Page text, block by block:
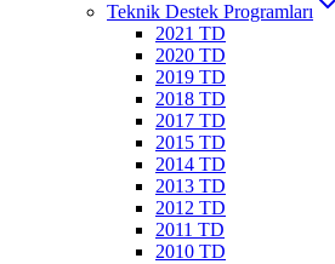
Teknik Destek Programları
2021 TD
2020 TD
2019 TD
2018 TD
2017 TD
2015 TD
2014 TD
2013 TD
2012 TD
2011 TD
2010 TD